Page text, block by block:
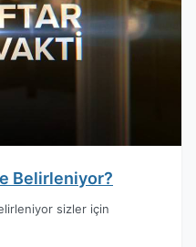
Belirleniyor?
sizler için